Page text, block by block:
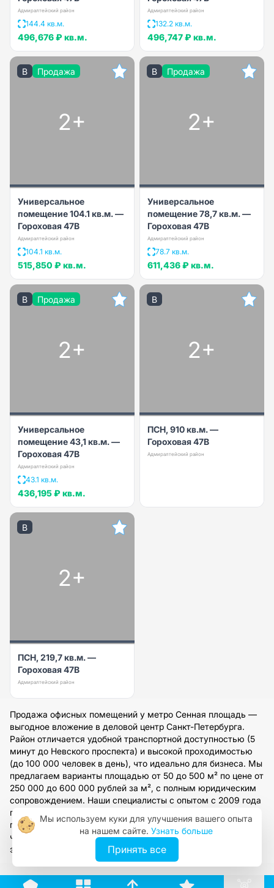
Адмиралтейский район
144.4 кв.м.
496,676 ₽ кв.м.
Адмиралтейский район
132.2 кв.м.
496,747 ₽ кв.м.
B Продажа
2+
Универсальное
помещение 104.1 кв.м. —
Гороховая 47В
Адмиралтейский район
104.1 кв.м.
515,850 ₽ кв.м.
B Продажа
2+
Универсальное
помещение 78,7 кв.м. —
Гороховая 47В
Адмиралтейский район
78.7 кв.м.
611,436 ₽ кв.м.
B Продажа
2+
Универсальное
помещение 43,1 кв.м. —
Гороховая 47В
Адмиралтейский район
43.1 кв.м.
436,195 ₽ кв.м.
B
2+
ПСН, 910 кв.м. —
Гороховая 47В
Адмиралтейский район
B
2+
ПСН, 219,7 кв.м. —
Гороховая 47В
Адмиралтейский район
Продажа офисных помещений у метро Сенная площадь —
выгодное вложение в деловой центр Санкт-Петербурга.
Район отличается удобной транспортной доступностью (5
минут до Невского проспекта) и высокой проходимостью
(до 100 000 человек в день), что идеально для бизнеса. Мы
предлагаем варианты площадью от 50 до 500 м² по цене от
250 000 до 600 000 рублей за м², с полным юридическим
сопровождением. Наши специалисты с опытом с 2009 года
подберут помещение под ваши задачи, организуют
просмотр и оформят сделку. Оставьте заявку на сайте,
чтобы получить персональную консультацию и доступ к
эксклюзивным предложениям от собственников.
Мы используем куки для улучшения вашего опыта
на нашем сайте. Узнать больше
Принять все